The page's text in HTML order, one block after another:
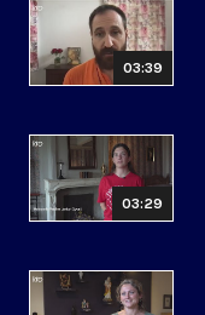
03:39
03:29